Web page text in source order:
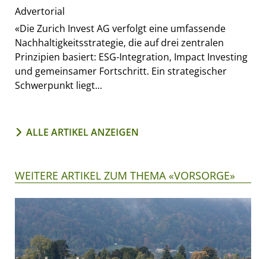
Advertorial
«Die Zurich Invest AG verfolgt eine umfassende
Nachhaltigkeitsstrategie, die auf drei zentralen
Prinzipien basiert: ESG-Integration, Impact Investing
und gemeinsamer Fortschritt. Ein strategischer
Schwerpunkt liegt...
ALLE ARTIKEL ANZEIGEN
WEITERE ARTIKEL ZUM THEMA «VORSORGE»